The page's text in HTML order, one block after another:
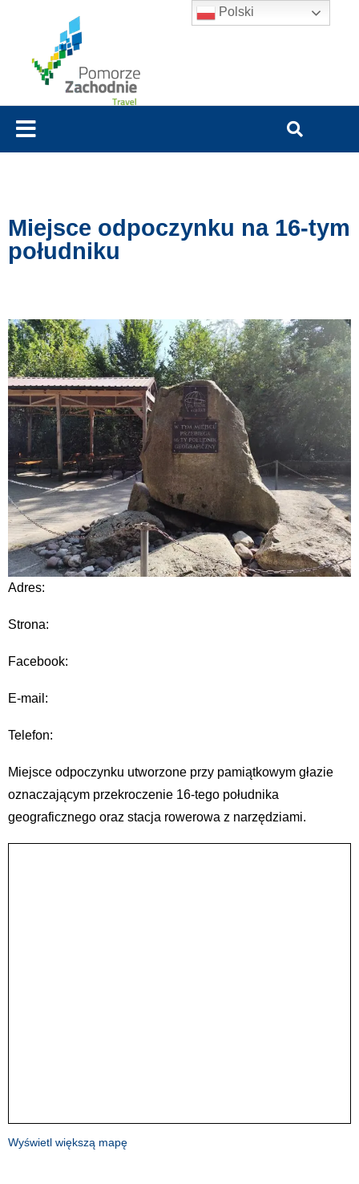
Miejsce odpoczynku na 16-tym
południku
Adres:
Strona:
Facebook:
E-mail:
Telefon:
Miejsce odpoczynku utworzone przy pamiątkowym głazie
oznaczającym przekroczenie 16-tego południka
geograficznego oraz stacja rowerowa z narzędziami.
Wyświetl większą mapę
Polski